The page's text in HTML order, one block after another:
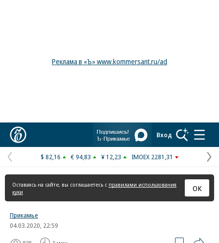
Реклама в «Ъ» www.kommersant.ru/ad
Вход
Предыдущая
страница
$ 82,16 € 94,83 ¥ 12,23 IMOEX 2281,31
Оставаясь на сайте, вы соглашаетесь с правилами использования
куки
ОК
Прикамье
04.03.2020, 22:59